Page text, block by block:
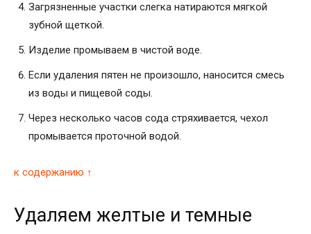
Загрязненные участки слегка натираются мягкой
зубной щеткой.
Изделие промываем в чистой воде.
Если удаления пятен не произошло, наносится смесь
из воды и пищевой соды.
Через несколько часов сода стряхивается, чехол
промывается проточной водой.
к содержанию ↑
Удаляем желтые и темные